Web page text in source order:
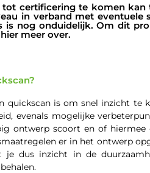
certificering te komen
in verband met
is nog onduidelijk. Om dit
meer over.
quickscan is om snel inzicht te
evenals mogelijke
ontwerp scoort en of
er in het ontwerp
je dus inzicht in de